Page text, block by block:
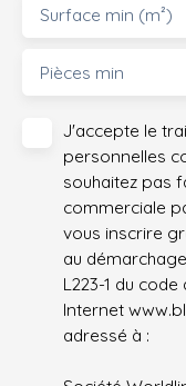
Surface min (m²)
Pièces min
J'accepte le
personnelles
souhaitez pas
commerciale
vous inscrire
au
L223-1 du
Internet
adressé à :